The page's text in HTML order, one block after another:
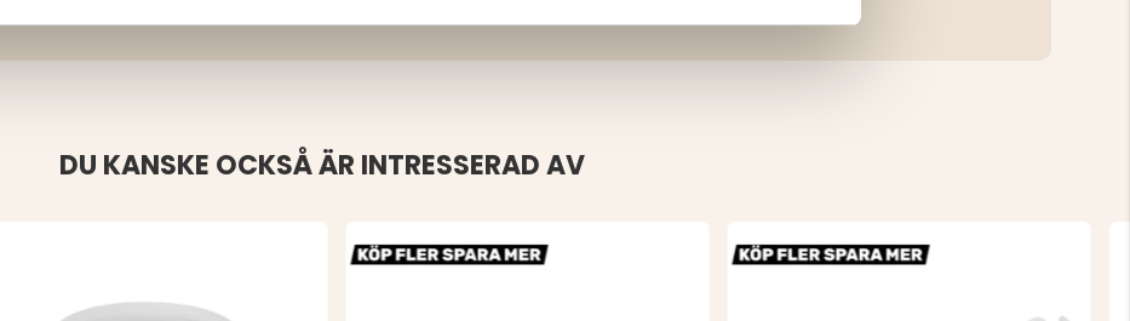
DU KANSKE OCKSÅ ÄR INTRESSERAD AV